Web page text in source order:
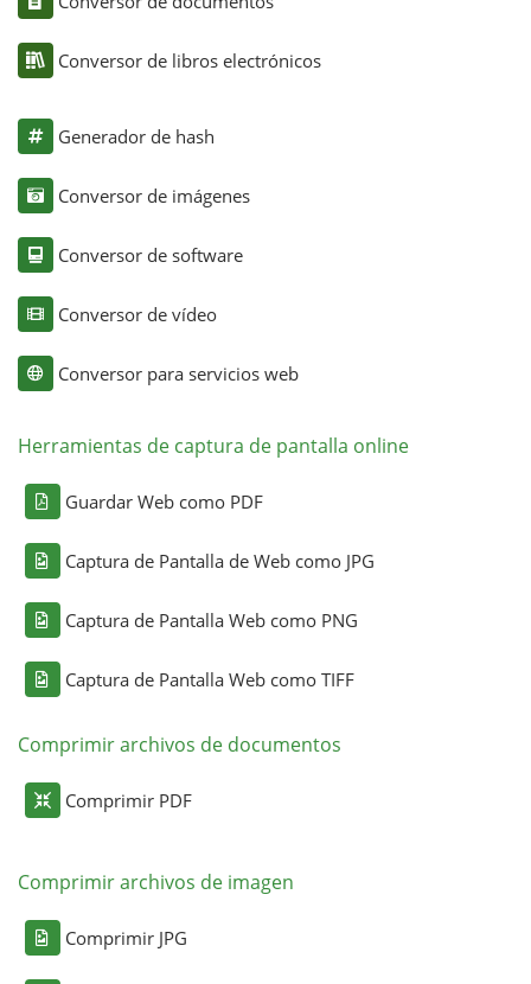
Conversor de libros electrónicos
Generador de hash
Conversor de imágenes
Conversor de software
Conversor de vídeo
Conversor para servicios web
Herramientas de captura de pantalla online
Guardar Web como PDF
Captura de Pantalla de Web como JPG
Captura de Pantalla Web como PNG
Captura de Pantalla Web como TIFF
Comprimir archivos de documentos
Comprimir PDF
Comprimir archivos de imagen
Comprimir JPG